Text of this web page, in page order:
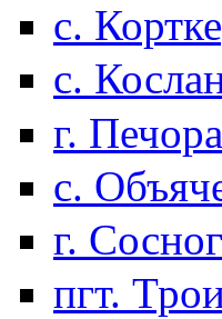
с.
с.
г. Печора
с.
г.
пгт.